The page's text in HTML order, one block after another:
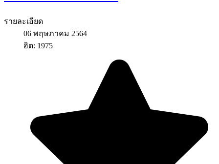
รายละเอียด
06 พฤษภาคม 2564
ฮิต: 1975